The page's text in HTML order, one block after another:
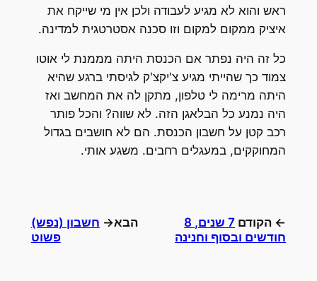
ראש והוא לא מגיע לעבודה ולכן אין מי שייקח את
איציק ממקום למקום וזו סכנה אסטרטגית למדינה.
כל זה היה נפתר אם הכנסת היתה מממנת לי אוטו
צמוד כך שהייתי מגיע צ'יקצ'ק לגיסתי ברגע שהיא
היתה מרימה לי טלפון, מתקן לה את המחשב ואז
היה נמנע כל הבלאגן הזה. לא שווה? והכל פותר
רכב קטן על חשבון הכנסת. הם לא חושבים בגדול
המחוקקים, במעגלים רחבים. משגע אותי.
← הקודם
7 שנים, 8
חודשים ובסוף וחנינה
הבא→ חשבון (נפש)
פשוט